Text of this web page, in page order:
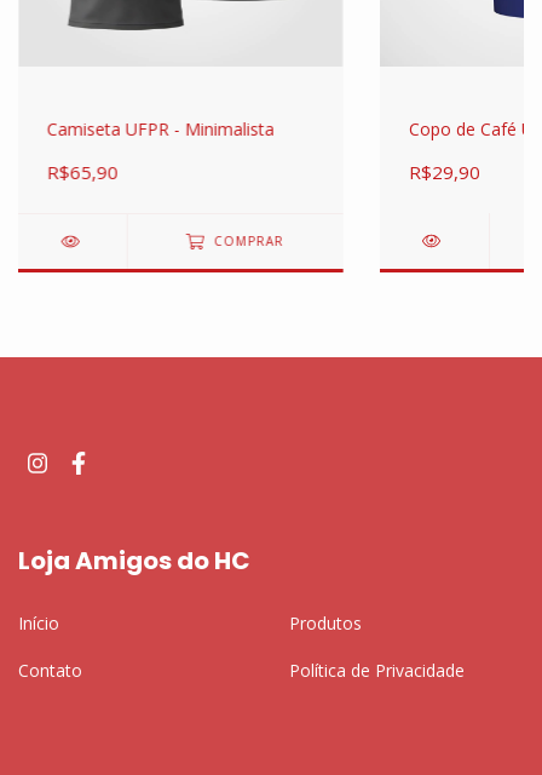
Camiseta UFPR - Minimalista
R$65,90
COMPRAR
Copo de Café
R$29,90
Loja Amigos do HC
Início Produtos
Contato Política de Privacidade